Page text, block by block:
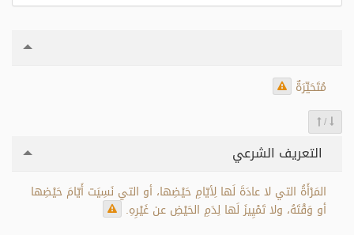
مُتَحَيِّرَةٌ
/
التعريف الشرعي
المَرْأَةُ التي لا عادَةَ لَها لِأيّامِ حَيْضِها، أو التي نَسِيَت أَيّامَ حَيْضِها
أو وَقْتَهُ، ولا تَمْيِيزَ لَها لِدَمِ الحَيْضِ عن غَيْرِهِ.